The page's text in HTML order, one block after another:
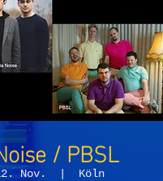
/ PBSL
Nov. Köln